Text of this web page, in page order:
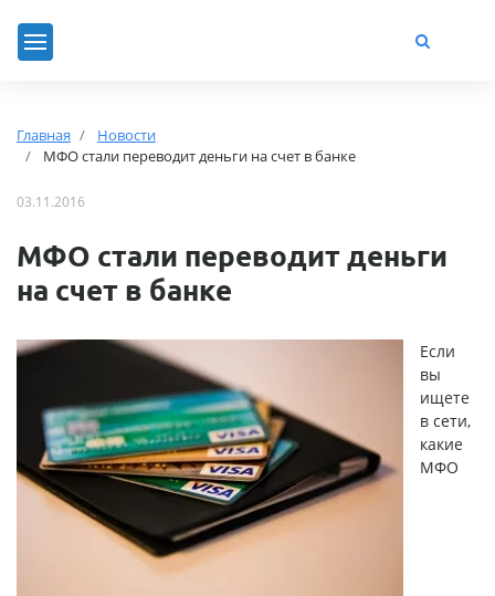
Главная
Новости
МФО стали переводит деньги на счет в банке
03.11.2016
МФО стали переводит деньги
на счет в банке
Если
вы
ищете
в сети,
какие
МФО